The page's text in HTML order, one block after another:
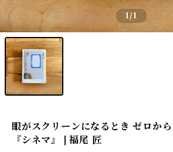
1/1
眼がスクリーンになるとき ゼロか
『シネマ』 | 福尾 匠